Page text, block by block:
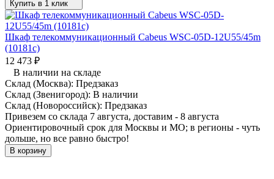
Купить в 1 клик
Шкаф телекоммуникационный Cabeus WSC-05D-12U55/45m
(10181c)
12 473 ₽
В наличии на складе
Склад (Москва): Предзаказ
Склад (Звенигород): В наличии
Склад (Новороссийск): Предзаказ
Привезем со склада 7 августа, доставим - 8 августа
Ориентировочный срок для Москвы и МО; в регионы - чуть
дольше, но все равно быстро!
В корзину